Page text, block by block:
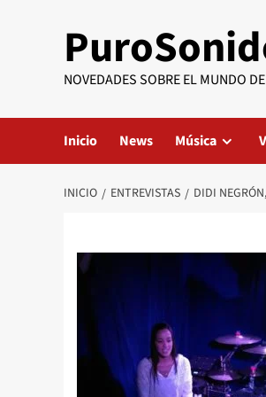
NOVEDADES SOBRE EL MUNDO
Inicio News Música
INICIO ENTREVISTAS DIDI